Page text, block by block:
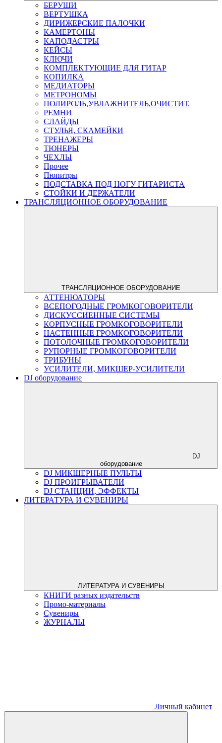
БЕРУШИ
ВЕРТУШКА
ДИРИЖЕРСКИЕ ПАЛОЧКИ
КАМЕРТОНЫ
КАПОДАСТРЫ
КЕЙСЫ
КЛЮЧИ
КОМПЛЕКТУЮЩИЕ ДЛЯ ГИТАР
КОПИЛКА
МЕДИАТОРЫ
МЕТРОНОМЫ
ПОЛИРОЛЬ,УВЛАЖНИТЕЛЬ,ОЧИСТИТ.
РЕМНИ
СЛАЙДЫ
СТУЛЬЯ, СКАМЕЙКИ
ТРЕНАЖЕРЫ
ТЮНЕРЫ
ЧЕХЛЫ
Прочее
Пюпитры
ПОДСТАВКА ПОД НОГУ ГИТАРИСТА
СТОЙКИ И ДЕРЖАТЕЛИ
ТРАНСЛЯЦИОННОЕ ОБОРУДОВАНИЕ
ТРАНСЛЯЦИОННОЕ ОБОРУДОВАНИЕ
АТТЕНЮАТОРЫ
ВСЕПОГОДНЫЕ ГРОМКОГОВОРИТЕЛИ
ДИСКУССИЕННЫЕ СИСТЕМЫ
КОРПУСНЫЕ ГРОМКОГОВОРИТЕЛИ
НАСТЕННЫЕ ГРОМКОГОВОРИТЕЛИ
ПОТОЛОЧНЫЕ ГРОМКОГОВОРИТЕЛИ
РУПОРНЫЕ ГРОМКОГОВОРИТЕЛИ
ТРИБУНЫ
УСИЛИТЕЛИ, МИКШЕР-УСИЛИТЕЛИ
DJ оборудование
DJ
оборудование
DJ МИКШЕРНЫЕ ПУЛЬТЫ
DJ ПРОИГРЫВАТЕЛИ
DJ СТАНЦИИ, ЭФФЕКТЫ
ЛИТЕРАТУРА И СУВЕНИРЫ
ЛИТЕРАТУРА И СУВЕНИРЫ
КНИГИ разных издательств
Промо-материалы
Сувениры
ЖУРНАЛЫ
Личный кабинет